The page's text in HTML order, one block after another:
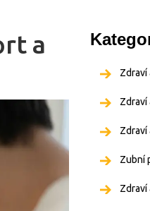
a
Zdraví
Zdraví
Zdraví
Zubní
Zdraví